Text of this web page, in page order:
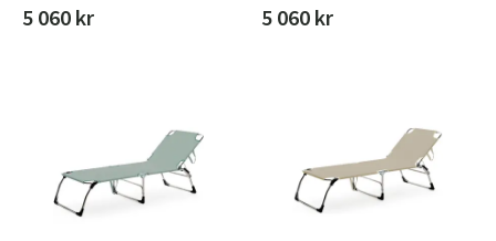
Sverige
Norge
Suomi
5 060 kr 5 060 kr